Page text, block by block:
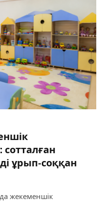
ұрып-соққан
жекеменшік